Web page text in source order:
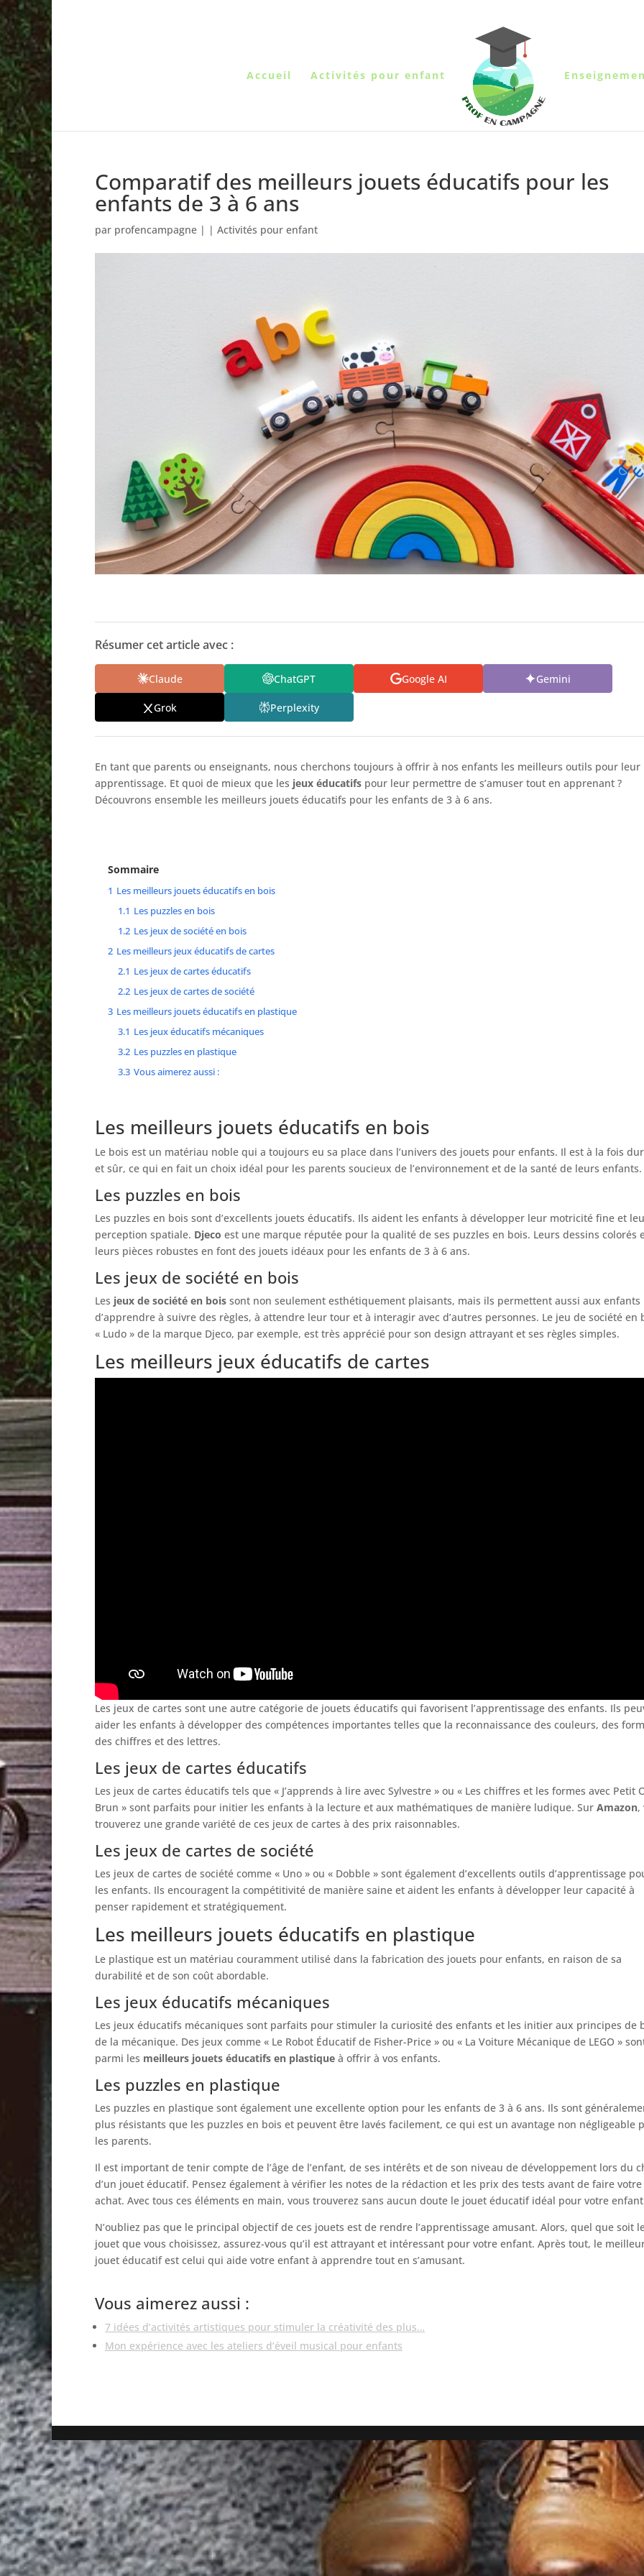
Accueil Activités pour enfant
Comparatif des meilleurs jouets éducatifs pour les
enfants de 3 à 6 ans
par profencampagne | | Activités pour enfant
Résumer cet article avec :
Claude ChatGPT Google AI Gemini
Grok Perplexity
En tant que parents ou enseignants, nous cherchons toujours à offrir à nos enfants les meilleurs outils pour leur
apprentissage. Et quoi de mieux que les jeux éducatifs pour leur permettre de s’amuser tout en apprenant ?
Découvrons ensemble les meilleurs jouets éducatifs pour les enfants de 3 à 6 ans.
Sommaire
1 Les meilleurs jouets éducatifs en bois
1.1 Les puzzles en bois
1.2 Les jeux de société en bois
2 Les meilleurs jeux éducatifs de cartes
2.1 Les jeux de cartes éducatifs
2.2 Les jeux de cartes de société
3 Les meilleurs jouets éducatifs en plastique
3.1 Les jeux éducatifs mécaniques
3.2 Les puzzles en plastique
3.3 Vous aimerez aussi :
Les meilleurs jouets éducatifs en bois
Le bois est un matériau noble qui a toujours eu sa place dans l’univers des jouets pour enfants. Il est à la fois
et sûr, ce qui en fait un choix idéal pour les parents soucieux de l’environnement et de la santé de leurs enfants.
Les puzzles en bois
Les puzzles en bois sont d’excellents jouets éducatifs. Ils aident les enfants à développer leur motricité fine et
perception spatiale. Djeco est une marque réputée pour la qualité de ses puzzles en bois. Leurs dessins colorés
leurs pièces robustes en font des jouets idéaux pour les enfants de 3 à 6 ans.
Les jeux de société en bois
Les jeux de société en bois sont non seulement esthétiquement plaisants, mais ils permettent aussi aux enfants
d’apprendre à suivre des règles, à attendre leur tour et à interagir avec d’autres personnes. Le jeu de société en
« Ludo » de la marque Djeco, par exemple, est très apprécié pour son design attrayant et ses règles simples.
Les meilleurs jeux éducatifs de cartes
Les jeux de cartes sont une autre catégorie de jouets éducatifs qui favorisent l’apprentissage des enfants. Ils
aider les enfants à développer des compétences importantes telles que la reconnaissance des couleurs, des
des chiffres et des lettres.
Les jeux de cartes éducatifs
Les jeux de cartes éducatifs tels que « J’apprends à lire avec Sylvestre » ou « Les chiffres et les formes avec Petit
Brun » sont parfaits pour initier les enfants à la lecture et aux mathématiques de manière ludique. Sur Amazon,
trouverez une grande variété de ces jeux de cartes à des prix raisonnables.
Les jeux de cartes de société
Les jeux de cartes de société comme « Uno » ou « Dobble » sont également d’excellents outils d’apprentissage
les enfants. Ils encouragent la compétitivité de manière saine et aident les enfants à développer leur capacité à
penser rapidement et stratégiquement.
Les meilleurs jouets éducatifs en plastique
Le plastique est un matériau couramment utilisé dans la fabrication des jouets pour enfants, en raison de sa
durabilité et de son coût abordable.
Les jeux éducatifs mécaniques
Les jeux éducatifs mécaniques sont parfaits pour stimuler la curiosité des enfants et les initier aux principes de
de la mécanique. Des jeux comme « Le Robot Éducatif de Fisher-Price » ou « La Voiture Mécanique de LEGO »
parmi les meilleurs jouets éducatifs en plastique à offrir à vos enfants.
Les puzzles en plastique
Les puzzles en plastique sont également une excellente option pour les enfants de 3 à 6 ans. Ils sont
plus résistants que les puzzles en bois et peuvent être lavés facilement, ce qui est un avantage non négligeable
les parents.
Il est important de tenir compte de l’âge de l’enfant, de ses intérêts et de son niveau de développement lors du
d’un jouet éducatif. Pensez également à vérifier les notes de la rédaction et les prix des tests avant de faire votre
achat. Avec tous ces éléments en main, vous trouverez sans aucun doute le jouet éducatif idéal pour votre
N’oubliez pas que le principal objectif de ces jouets est de rendre l’apprentissage amusant. Alors, quel que soit
jouet que vous choisissez, assurez-vous qu’il est attrayant et intéressant pour votre enfant. Après tout, le
jouet éducatif est celui qui aide votre enfant à apprendre tout en s’amusant.
Vous aimerez aussi :
7 idées d’activités artistiques pour stimuler la créativité des plus…
Mon expérience avec les ateliers d’éveil musical pour enfants